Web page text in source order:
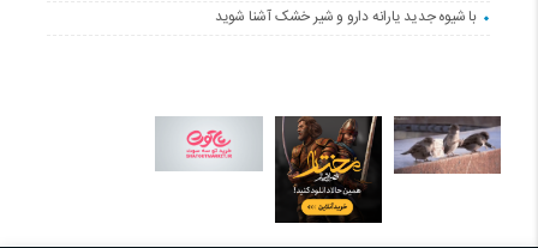
با شیوه جدید یارانه دارو و شیر خشک آشنا شوید